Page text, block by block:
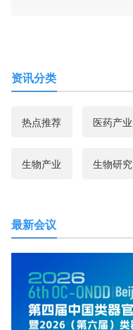
资讯分类
热点推荐 医药产业
生物产业 生物研究
最新会议